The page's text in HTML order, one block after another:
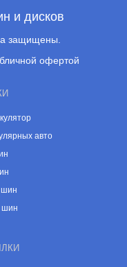
и дисков
защищены.
офертой
авто
шин
шин